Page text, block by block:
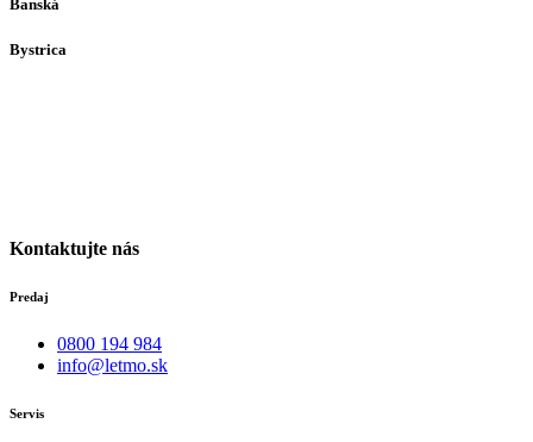
Banská
Bystrica
Kontaktujte nás
Predaj
0800 194 984
info@letmo.sk
Servis